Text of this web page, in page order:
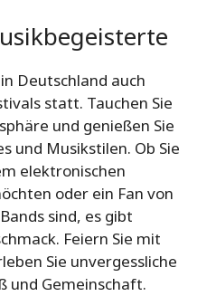
Deutschland auch
statt. Tauchen Sie
und genießen Sie
und Musikstilen. Ob Sie
elektronischen
oder ein Fan von
sind, es gibt
Feiern Sie mit
Sie unvergessliche
und Gemeinschaft.